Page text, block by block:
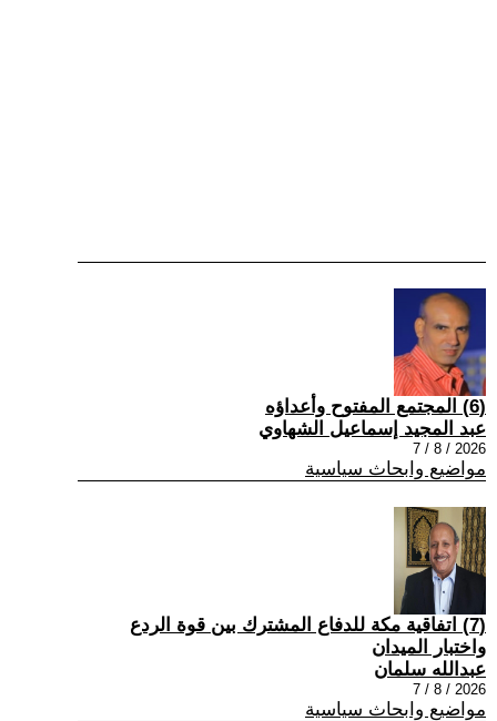
(6) المجتمع المفتوح وأعداؤه
عبد المجيد إسماعيل الشهاوي
2026 / 8 / 7
مواضيع وابحاث سياسية
(7) اتفاقية مكة للدفاع المشترك بين قوة الردع
واختبار الميدان
عبدالله سلمان
2026 / 8 / 7
مواضيع وابحاث سياسية